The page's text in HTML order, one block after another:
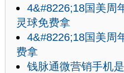
4&#8226;18国美周
灵球免费拿
4&#8226;18国美周
费拿
钱脉通微营销手机